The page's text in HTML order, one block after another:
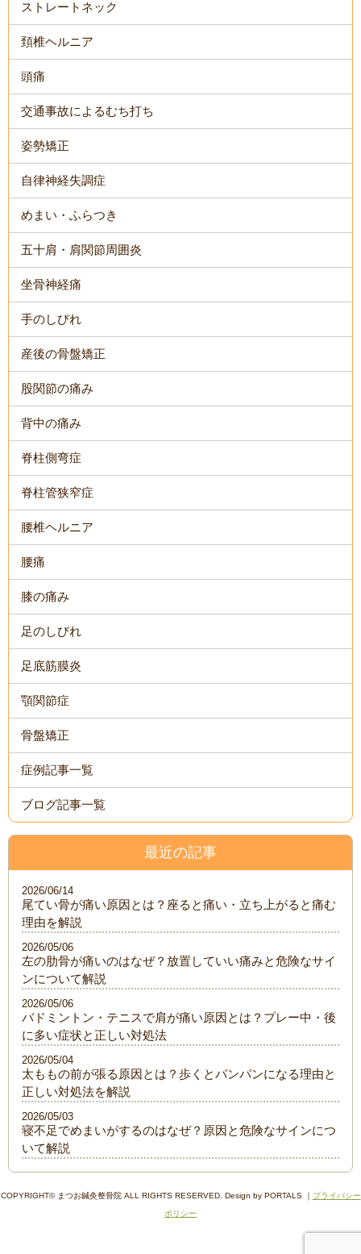
ストレートネック
頚椎ヘルニア
頭痛
交通事故によるむち打ち
姿勢矯正
自律神経失調症
めまい・ふらつき
五十肩・肩関節周囲炎
坐骨神経痛
手のしびれ
産後の骨盤矯正
股関節の痛み
背中の痛み
脊柱側弯症
脊柱管狭窄症
腰椎ヘルニア
腰痛
膝の痛み
足のしびれ
足底筋膜炎
顎関節症
骨盤矯正
症例記事一覧
ブログ記事一覧
最近の記事
尾てい骨が痛い原因とは？座ると痛い・立ち上がると痛む
理由を解説
2026/06/14
左の肋骨が痛いのはなぜ？放置していい痛みと危険なサイ
ンについて解説
2026/05/06
バドミントン・テニスで肩が痛い原因とは？プレー中・後
に多い症状と正しい対処法
2026/05/06
太ももの前が張る原因とは？歩くとパンパンになる理由と
正しい対処法を解説
2026/05/04
寝不足でめまいがするのはなぜ？原因と危険なサインにつ
いて解説
2026/05/03
COPYRIGHT© まつお鍼灸整骨院 ALL RIGHTS RESERVED. Design by PORTALS ｜ プライバシー
ポリシー